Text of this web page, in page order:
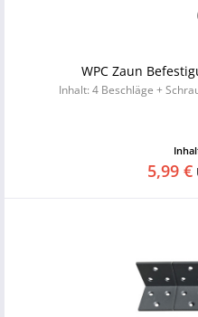
WPC Zaun
Inhalt: 4 Beschläge +
5,99 €